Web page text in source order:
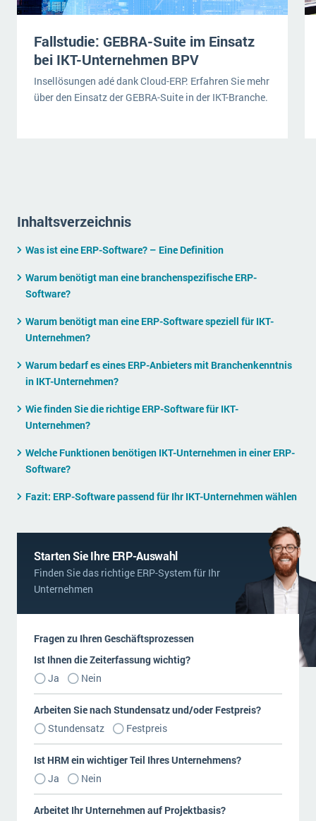
Logistik
Immobilien
Services
Textil und Mode
wichtigsten Punkte, die es zu beachten gilt
Service Level Agreements (SLA) und ERP: Was muss man wissen?
ERP-Software für Abfallentsorger
Digitale Arbeitsaufträge in Ihrem ERP- oder FSM-System: clever und effizient
SAP übernimmt Reltio für eine bessere
Datenintegration
Die „SaaSpocalypse“: Was ist das und was bedeutet es für die Zukunft von Unternehmenssoftware?
ERP-Trends in der Produktion
NACHRICHTENARCHIV
Fallstudie: GEBRA-Suite im Einsatz
bei IKT-Unternehmen BPV
Insellösungen adé dank Cloud-ERP. Erfahren Sie mehr
über den Einsatz der GEBRA-Suite in der IKT-Branche.
Inhaltsverzeichnis
Was ist eine ERP-Software? – Eine Definition
Warum benötigt man eine branchenspezifische ERP-
Software?
Warum benötigt man eine ERP-Software speziell für IKT-
Unternehmen?
Warum bedarf es eines ERP-Anbieters mit Branchenkenntnis
in IKT-Unternehmen?
Wie finden Sie die richtige ERP-Software für IKT-
Unternehmen?
Welche Funktionen benötigen IKT-Unternehmen in einer ERP-
Software?
Fazit: ERP-Software passend für Ihr IKT-Unternehmen wählen
Starten Sie Ihre ERP-Auswahl
Finden Sie das richtige ERP-System für Ihr
Unternehmen
Fragen zu Ihren Geschäftsprozessen
Ja Nein
Ist Ihnen die Zeiterfassung wichtig?
Stundensatz Festpreis
Arbeiten Sie nach Stundensatz und/oder Festpreis?
Ja Nein
Ist HRM ein wichtiger Teil Ihres Unternehmens?
Arbeitet Ihr Unternehmen auf Projektbasis?